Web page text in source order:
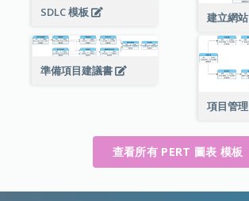
SDLC 模板 建立網站
準備項目建議書
項目管理
查看所有 PERT 圖表 模板